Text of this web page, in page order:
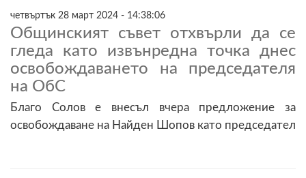
четвъртък 28 март 2024 - 14:38:06
Общинският съвет отхвърли да се
гледа като извънредна точка днес
освобождаването на председателя
на ОбС
Благо Солов е внесъл вчера предложение за
освобождаване на Найден Шопов като председател